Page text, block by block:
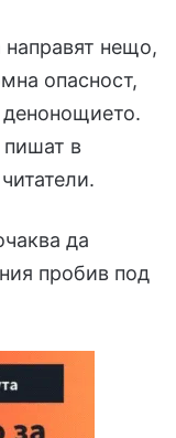
нещо,
опасност,
денонощието.
пишат в
да
пробив под